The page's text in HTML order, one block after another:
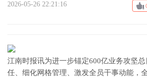
2026-05-26 22:21:16
江南时报讯为进一步锚定600亿业务攻坚
任、细化网格管理、激发全员干事动能，